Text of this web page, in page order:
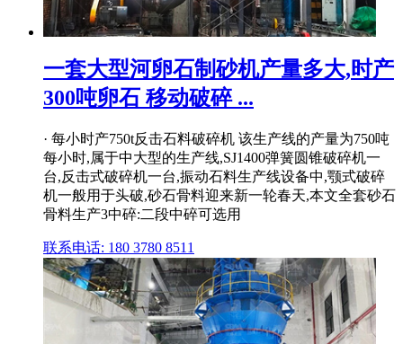
一套大型河卵石制砂机产量多大,时产
300吨卵石 移动破碎 ...
· 每小时产750t反击石料破碎机 该生产线的产量为750吨
每小时,属于中大型的生产线,SJ1400弹簧圆锥破碎机一
台,反击式破碎机一台,振动石料生产线设备中,颚式破碎
机一般用于头破,砂石骨料迎来新一轮春天,本文全套砂石
骨料生产3中碎:二段中碎可选用
联系电话: 180 3780 8511